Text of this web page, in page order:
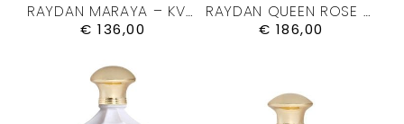
RAYDAN MARAYA – KVEPALAI 50ML.
€ 136,00
RAYDAN QUEEN ROSE – KVEPALAI 100ML.
€ 186,00